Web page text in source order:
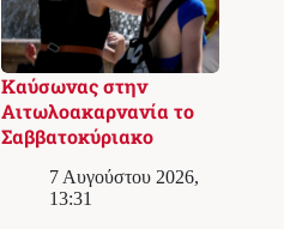
Καύσωνας στην
Αιτωλοακαρνανία το
Σαββατοκύριακο
7 Αυγούστου 2026,
13:31